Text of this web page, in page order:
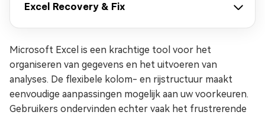
Excel Recovery & Fix
Microsoft Excel is een krachtige tool voor het
organiseren van gegevens en het uitvoeren van
analyses. De flexibele kolom- en rijstructuur maakt
eenvoudige aanpassingen mogelijk aan uw voorkeuren.
Gebruikers ondervinden echter vaak het frustrerende